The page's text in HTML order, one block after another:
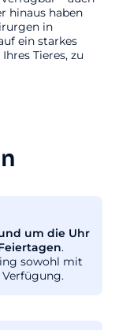
hinaus haben
in
ein starkes
Tieres, zu
um die Uhr
.
sowohl mit